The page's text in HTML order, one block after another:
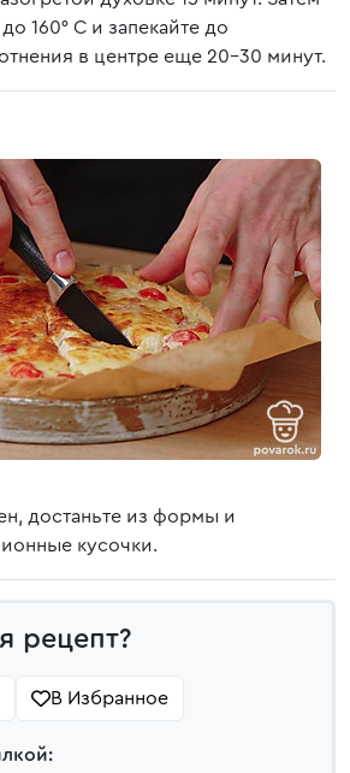
160° C и запекайте до
в центре еще 20-30 минут.
достаньте из формы и
кусочки.
рецепт?
В Избранное